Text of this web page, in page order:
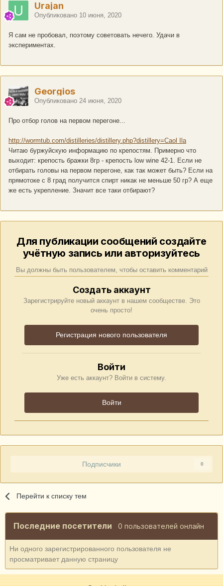
Urajan
Опубликовано 10 июня, 2020
Я сам не пробовал, поэтому советовать нечего. Удачи в
экспериментах.
Georgios
Опубликовано 24 июня, 2020
Про отбор голов на первом перегоне...
http://wormtub.com/distilleries/distillery.php?distillery=Caol Ila
Читаю буржуйскую информацию по крепостям. Примерно что
выходит: крепость бражки 8гр - крепость low wine 42-1. Если не
отбирать головы на первом перегоне, как так может быть? Если на
прямотоке с 8 град получится спирт никак не меньше 50 гр? А еще
же есть укрепление. Значит все таки отбирают?
Для публикации сообщений создайте
учётную запись или авторизуйтесь
Вы должны быть пользователем, чтобы оставить комментарий
Создать аккаунт
Зарегистрируйте новый аккаунт в нашем сообществе. Это
очень просто!
Регистрация нового пользователя
Войти
Уже есть аккаунт? Войти в систему.
Войти
Подписчики 0
Перейти к списку тем
Последние посетители 0 пользователей онлайн
Ни одного зарегистрированного пользователя не
просматривает данную страницу